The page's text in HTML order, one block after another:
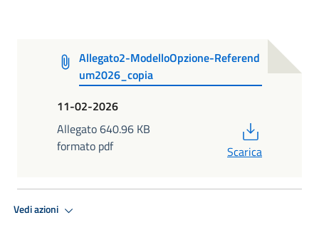
Allegato2-ModelloOpzione-Referend
um2026_copia
11-02-2026
Allegato 640.96 KB
formato pdf
Scarica
Vedi azioni